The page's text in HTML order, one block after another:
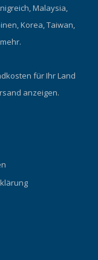
Malaysia,
Korea, Taiwan,
für Ihr Land
anzeigen.